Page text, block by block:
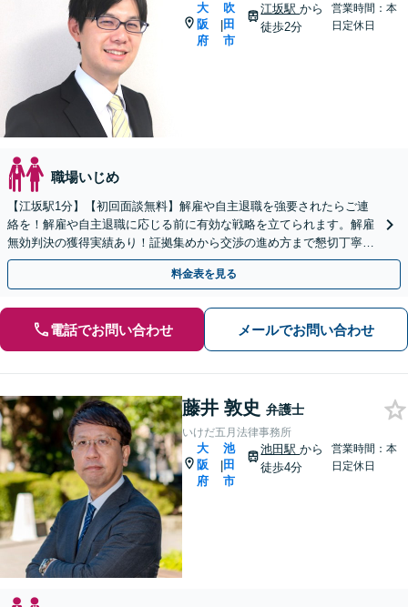
大
阪
府
|
吹
田
市
江坂駅から
徒歩2分
営業時間：本
日定休日
職場いじめ
【江坂駅1分】【初回面談無料】解雇や自主退職を強要されたらご連
絡を！解雇や自主退職に応じる前に有効な戦略を立てられます。解雇
無効判決の獲得実績あり！証拠集めから交渉の進め方まで懇切丁寧に
徹底サポート。【法テラス利用可】【WEB面談可】
料金表を見る
電話でお問い合わせ メールでお問い合わせ
藤井 敦史 弁護士
いけだ五月法律事務所
大
阪
府
|
池
田
市
池田駅から
徒歩4分
営業時間：本
日定休日